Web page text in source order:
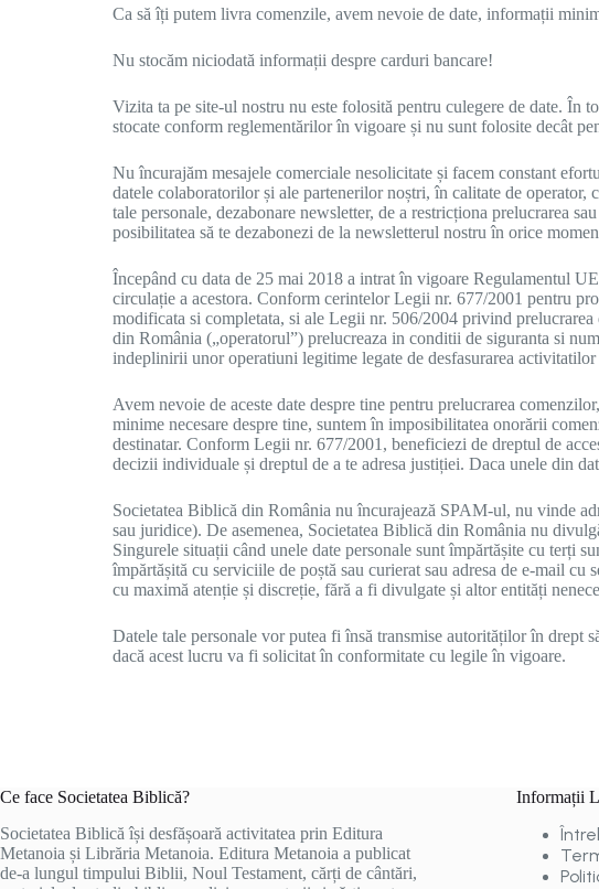
Ca să îți putem livra comenzile, avem nevoie de date, informații
Nu stocăm niciodată informații despre carduri bancare!
Vizita ta pe site-ul nostru nu este folosită pentru culegere de date. În
stocate conform reglementărilor în vigoare și nu sunt folosite decât
Nu încurajăm mesajele comerciale nesolicitate și facem constant
datele colaboratorilor și ale partenerilor noștri, în calitate de operator,
tale personale, dezabonare newsletter, de a restricționa prelucrarea
posibilitatea să te dezabonezi de la newsletterul nostru în orice
Începând cu data de 25 mai 2018 a intrat în vigoare Regulamentul
circulație a acestora. Conform cerintelor Legii nr. 677/2001 pentru
modificata si completata, si ale Legii nr. 506/2004 privind
din România („operatorul”) prelucreaza in conditii de siguranta si
indeplinirii unor operatiuni legitime legate de desfasurarea
Avem nevoie de aceste date despre tine pentru prelucrarea
minime necesare despre tine, suntem în imposibilitatea onorării
destinatar. Conform Legii nr. 677/2001, beneficiezi de dreptul de
decizii individuale și dreptul de a te adresa justiției. Daca unele din
Societatea Biblică din România nu încurajează SPAM-ul, nu vinde
sau juridice). De asemenea, Societatea Biblică din România nu
Singurele situații când unele date personale sunt împărtășite cu terți
împărtășită cu serviciile de poștă sau curierat sau adresa de e-mail
cu maximă atenție și discreție, fără a fi divulgate și altor entități
Datele tale personale vor putea fi însă transmise autorităților în
dacă acest lucru va fi solicitat în conformitate cu legile în vigoare.
Ce face Societatea Biblică?
Societatea Biblică își desfășoară activitatea prin Editura
Metanoia și Librăria Metanoia. Editura Metanoia a publicat
de-a lungul timpului Biblii, Noul Testament, cărți de cântări,
Informații